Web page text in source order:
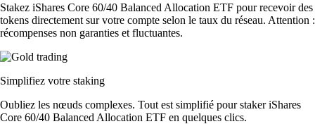
Stakez iShares Core 60/40 Balanced Allocation ETF pour recevoir des
tokens directement sur votre compte selon le taux du réseau. Attention :
récompenses non garanties et fluctuantes.
Simplifiez votre staking
Oubliez les nœuds complexes. Tout est simplifié pour staker iShares
Core 60/40 Balanced Allocation ETF en quelques clics.